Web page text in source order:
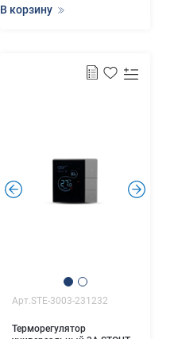
В корзину
. .
Арт.STE-3003-231232
Терморегулятор